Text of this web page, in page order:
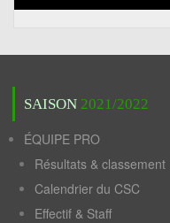
SAISON 2021/2022
ÉQUIPE PRO
Résultats & classement
Calendrier du CSC
Effectif & Staff